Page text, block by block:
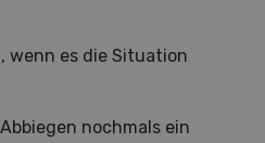
wenn es die Situation
nochmals ein